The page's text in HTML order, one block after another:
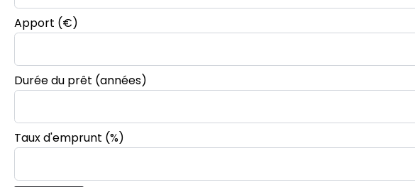
Apport (€)
Durée du prêt (années)
Taux d'emprunt (%)